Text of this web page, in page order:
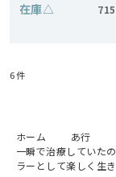
在庫△
6件
ホーム あ行
一瞬で治療していた
ラーとして楽しく生